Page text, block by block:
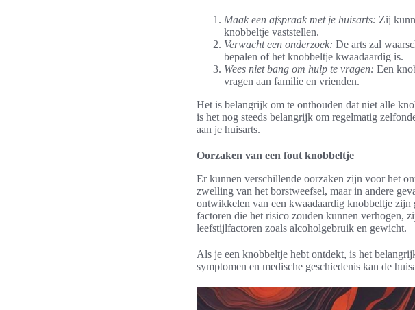
Maak een afspraak met je huisarts: Zij
knobbeltje vaststellen.
Verwacht een onderzoek: De arts zal
bepalen of het knobbeltje kwaadaardig is.
Wees niet bang om hulp te vragen: Een
vragen aan familie en vrienden.
Het is belangrijk om te onthouden dat niet alle
is het nog steeds belangrijk om regelmatig
aan je huisarts.
Oorzaken van een fout knobbeltje
Er kunnen verschillende oorzaken zijn voor het
zwelling van het borstweefsel, maar in andere
ontwikkelen van een kwaadaardig knobbeltje zijn
factoren die het risico zouden kunnen verhogen,
leefstijlfactoren zoals alcoholgebruik en gewicht.
Als je een knobbeltje hebt ontdekt, is het
symptomen en medische geschiedenis kan de